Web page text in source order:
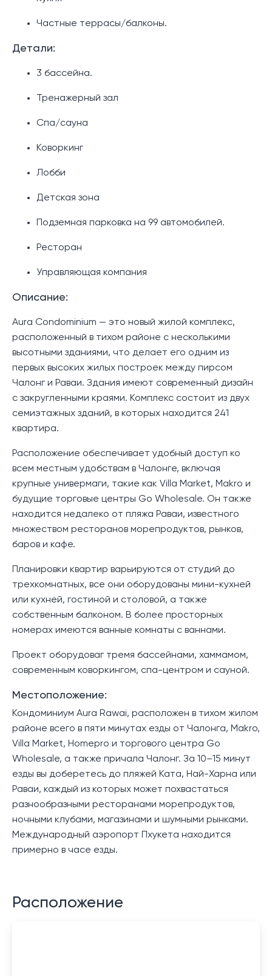
Частные террасы/балконы.
Детали:
3 бассейна.
Тренажерный зал
Спа/сауна
Коворкинг
Лобби
Детская зона
Подземная парковка на 99 автомобилей.
Ресторан
Управляющая компания
Описание:
Aura Condominium — это новый жилой комплекс,
расположенный в тихом районе с несколькими
высотными зданиями, что делает его одним из
первых высоких жилых построек между пирсом
Чалонг и Раваи. Здания имеют современный дизайн
с закругленными краями. Комплекс состоит из двух
семиэтажных зданий, в которых находится 241
квартира.
Расположение обеспечивает удобный доступ ко
всем местным удобствам в Чалонге, включая
крупные универмаги, такие как Villa Market, Makro и
будущие торговые центры Go Wholesale. Он также
находится недалеко от пляжа Раваи, известного
множеством ресторанов морепродуктов, рынков,
баров и кафе.
Планировки квартир варьируются от студий до
трехкомнатных, все они оборудованы мини-кухней
или кухней, гостиной и столовой, а также
собственным балконом. В более просторных
номерах имеются ванные комнаты с ваннами.
Проект оборудоваг тремя бассейнами, хаммамом,
современным коворкингом, спа-центром и сауной.
Местоположение:
Кондоминиум Aura Rawai, расположен в тихом жилом
районе всего в пяти минутах езды от Чалонга, Makro,
Villa Market, Homepro и торгового центра Go
Wholesale, а также причала Чалонг. За 10–15 минут
езды вы доберетесь до пляжей Ката, Най-Харна или
Раваи, каждый из которых может похвастаться
разнообразными ресторанами морепродуктов,
ночными клубами, магазинами и шумными рынками.
Международный аэропорт Пхукета находится
примерно в часе езды.
Расположение